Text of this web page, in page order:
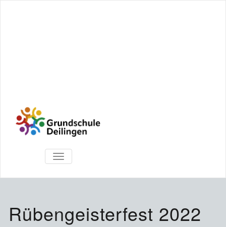
TOGGLE
NAVIGATION
Rübengeisterfest 2022